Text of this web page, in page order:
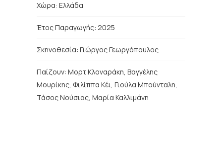
Χώρα: Ελλάδα
Έτος Παραγωγής: 2025
Σκηνοθεσία: Γιώργος Γεωργόπουλος
Παίζουν: Μορτ Κλοναράκη, Βαγγέλης
Μουρίκης, Φιλίππα Κέι, Γιούλα Μπούνταλη,
Τάσος Νούσιας, Μαρία Καλλιμάνη